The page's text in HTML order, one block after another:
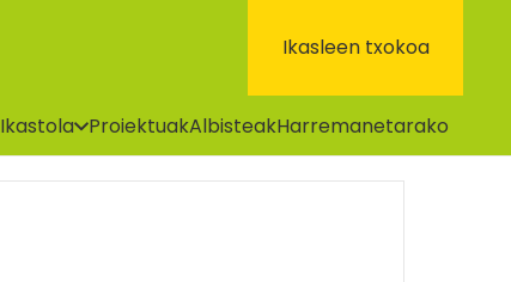
Ikasleen txokoa
Ikastola ProiektuakAlbisteakHarremanetarako